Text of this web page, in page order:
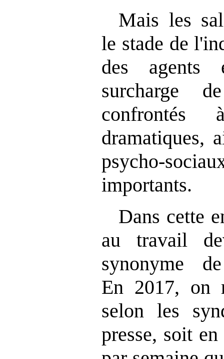
Mais les
le stade de
des agents
surcharge
confrontés
dramatiques,
psycho-
importants.
Dans cette
au travail
synonyme
En 2017, on
selon les
presse, soit